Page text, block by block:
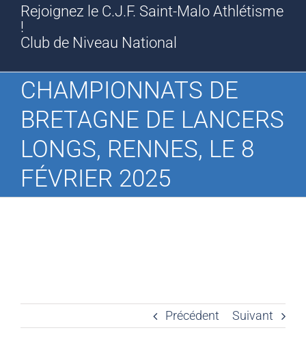
Rejoignez le C.J.F. Saint-Malo Athlétisme
!
Club de Niveau National
CHAMPIONNATS DE
BRETAGNE DE LANCERS
LONGS, RENNES, LE 8
FÉVRIER 2025
Précédent Suivant